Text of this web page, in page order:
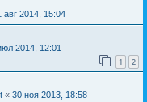
авг 2014, 15:04
2014, 12:01
1 2
« 30 ноя 2013, 18:58